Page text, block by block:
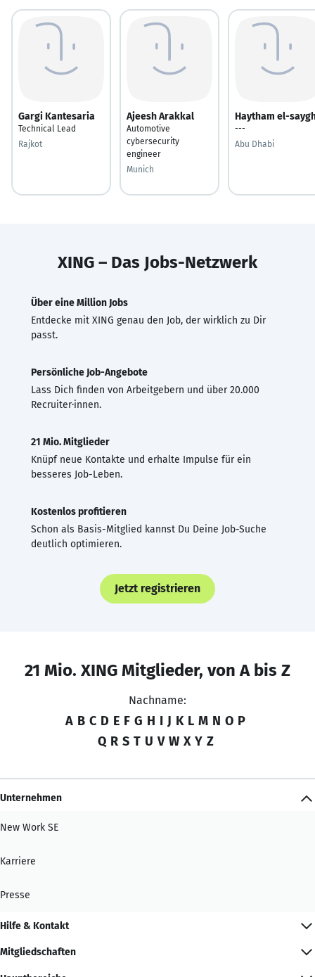
Gargi Kantesaria
Technical Lead
Rajkot
Ajeesh Arakkal
Automotive
cybersecurity
engineer
Munich
Haytham el-
---
Abu Dhabi
XING – Das Jobs-Netzwerk
Über eine Million Jobs
Entdecke mit XING genau den Job, der wirklich zu Dir
passt.
Persönliche Job-Angebote
Lass Dich finden von Arbeitgebern und über 20.000
Recruiter·innen.
21 Mio. Mitglieder
Knüpf neue Kontakte und erhalte Impulse für ein
besseres Job-Leben.
Kostenlos profitieren
Schon als Basis-Mitglied kannst Du Deine Job-Suche
deutlich optimieren.
Jetzt registrieren
21 Mio. XING Mitglieder, von A bis Z
Nachname:
A B C D E F G H I J K L M N O P
Q R S T U V W X Y Z
Unternehmen
New Work SE
Karriere
Presse
Hilfe & Kontakt
Mitgliedschaften